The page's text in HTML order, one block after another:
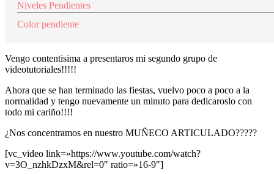
Niveles Pendientes
Color pendiente
Vengo contentisima a presentaros mi segundo grupo de
videotutoriales!!!!!
Ahora que se han terminado las fiestas, vuelvo poco a poco a la
normalidad y tengo nuevamente un minuto para dedicaroslo con
todo mi cariño!!!!
¿Nos concentramos en nuestro MUÑECO ARTICULADO?????
[vc_video link=»https://www.youtube.com/watch?
v=3O_nzhkDzxM&rel=0″ ratio=»16-9″]